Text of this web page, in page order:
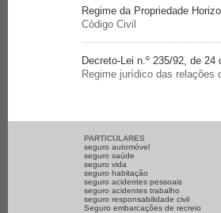
Regime da Propriedade
Código Civil
Decreto-Lei n.º 235/92, de 24
Regime jurídico das relações
PARTICULARES
seguro automóvel
seguro saúde
seguro vida
seguro habitação
seguro acidentes pessoais
seguro acidentes trabalho
seguro responsabilidade civil
Seguro embarcações de recreio